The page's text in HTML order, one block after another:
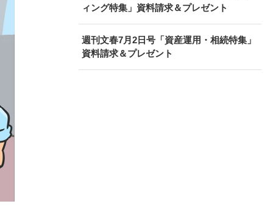
ィング特集」資料請求＆プレゼント
週刊文春7月2日号「資産運用・相続特集」
資料請求＆プレゼント